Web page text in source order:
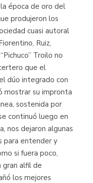
época de oro del
produjeron los
cuasi autoral
Ruiz,
Troilo no
que el
dúo integrado con
mostrar su impronta
sostenida por
continuó luego en
nos dejaron algunas
para entender y
si fuera poco,
gran alfil de
los mejores